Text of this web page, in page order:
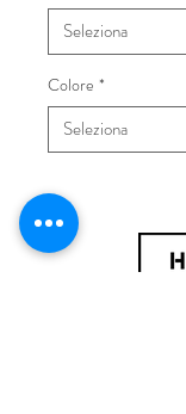
Colore *